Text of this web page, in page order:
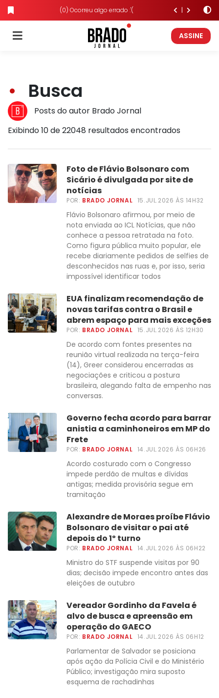
(0) Ocorreu algo errado :'(
ASSINE
Busca
Posts do autor Brado Jornal
Exibindo 10 de 22048 resultados encontrados
Foto de Flávio Bolsonaro com
Sicário é divulgada por site de
notícias
POR: BRADO JORNAL 15.JUL.2026 ÀS 14H32
Flávio Bolsonaro afirmou, por meio de
nota enviada ao ICL Notícias, que não
conhece a pessoa retratada na foto.
Como figura pública muito popular, ele
recebe diariamente pedidos de selfies de
desconhecidos nas ruas e, por isso, seria
impossível identificar todos
EUA finalizam recomendação de
novas tarifas contra o Brasil e
abrem espaço para mais exceções
POR: BRADO JORNAL 15.JUL.2026 ÀS 12H30
De acordo com fontes presentes na
reunião virtual realizada na terça-feira
(14), Greer considerou encerradas as
negociações e criticou a postura
brasileira, alegando falta de empenho nas
conversas.
Governo fecha acordo para barrar
anistia a caminhoneiros em MP do
Frete
POR: BRADO JORNAL 14.JUL.2026 ÀS 06H26
Acordo costurado com o Congresso
impede perdão de multas e dívidas
antigas; medida provisória segue em
tramitação
Alexandre de Moraes proíbe Flávio
Bolsonaro de visitar o pai até
depois do 1º turno
POR: BRADO JORNAL 14.JUL.2026 ÀS 06H22
Ministro do STF suspende visitas por 90
dias; decisão impede encontro antes das
eleições de outubro
Vereador Gordinho da Favela é
alvo de busca e apreensão em
operação do GAECO
POR: BRADO JORNAL 14.JUL.2026 ÀS 06H12
Parlamentar de Salvador se posiciona
após ação da Polícia Civil e do Ministério
Público; investigação mira suposto
esquema de rachadinhas